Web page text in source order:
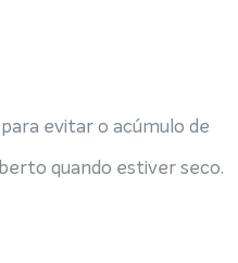
evitar o acúmulo de
quando estiver seco.